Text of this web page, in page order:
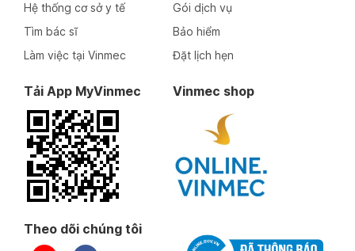
Ngày 06-01-2026
Mình rất thích bác sỹ Thành, bác rất nhiệt tình,
tận tình, mình hỏi gì bác cũng trả lời rất nhiệt tình
và vui vẻ. Bác giải thích chi tiết từng mốc và luôn
mái thăm khám tại nơi đây.
Ngày 18-12-2025
Ngày 12-12-2025
Ngày 08-12-2025
Hệ thống cơ sở y tế
Tìm bác sĩ
Làm việc tại Vinmec
Gói dịch vụ
Bảo hiểm
Đặt lịch hẹn
Tải App MyVinmec Vinmec shop
Theo dõi chúng tôi